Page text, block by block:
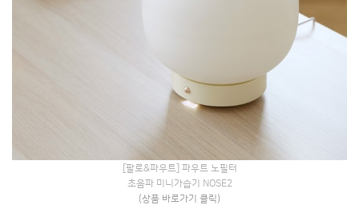
[팔로&파우트] 파우트 노필터
초음파 미니가습기 NOSE2
(상품 바로가기 클릭)